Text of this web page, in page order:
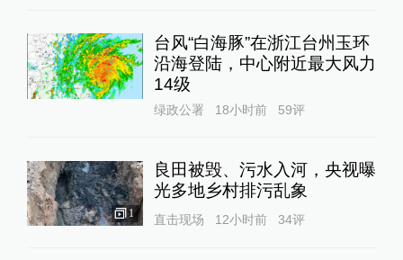
台风“白海豚”在浙江台州玉环
沿海登陆，中心附近最大风力
14级
绿政公署 18小时前 59评
1
良田被毁、污水入河，央视曝
光多地乡村排污乱象
直击现场 12小时前 34评